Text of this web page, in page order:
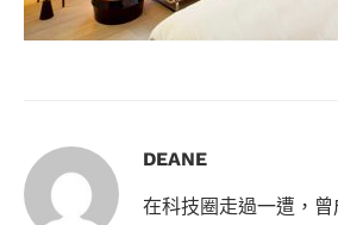
DEANE
在科技圈走過一遭，